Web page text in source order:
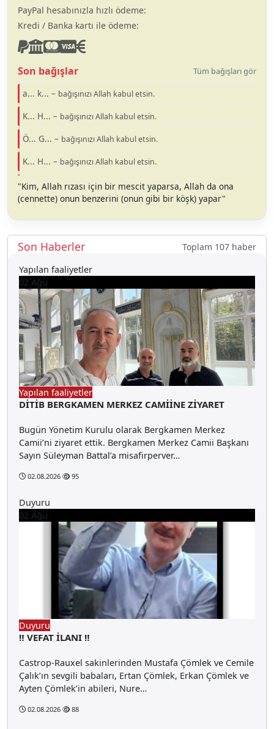
PayPal hesabınızla hızlı ödeme:
Kredi / Banka kartı ile ödeme:
Son bağışlar Tüm bağışları gör
a... k... – bağışınızı Allah kabul etsin.
K... H... – bağışınızı Allah kabul etsin.
Ö... G... – bağışınızı Allah kabul etsin.
K... H... – bağışınızı Allah kabul etsin.
O... T... –bağışınızı Allah kabul etsin.
"Kim, Allah rızası için bir mescit yaparsa, Allah da ona
(cennette) onun benzerini (onun gibi bir köşk) yapar"
Son Haberler
Toplam 107 haber
Yapılan faaliyetler
02 Ağu
Yapılan faaliyetler
DİTİB BERGKAMEN MERKEZ CAMİİNE ZİYARET
Bugün Yönetim Kurulu olarak Bergkamen Merkez
Camii’ni ziyaret ettik. Bergkamen Merkez Camii Başkanı
Sayın Süleyman Battal’a misafirperver…
02.08.2026 95
Duyuru
02 Ağu
Duyuru
‼️ VEFAT İLANI ‼️
Castrop-Rauxel sakinlerinden Mustafa Çömlek ve Cemile
Çalık’ın sevgili babaları, Ertan Çömlek, Erkan Çömlek ve
Ayten Çömlek’in abileri, Nure…
02.08.2026 88